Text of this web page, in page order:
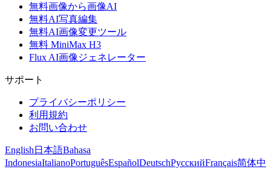
無料画像から画像AI
無料AI写真編集
無料AI画像変更ツール
無料 MiniMax H3
Flux AI画像ジェネレーター
サポート
プライバシーポリシー
利用規約
お問い合わせ
English 日本語Bahasa
IndonesiaItalianoPortuguêsEspañolDeutschРусскийFrançais简体中